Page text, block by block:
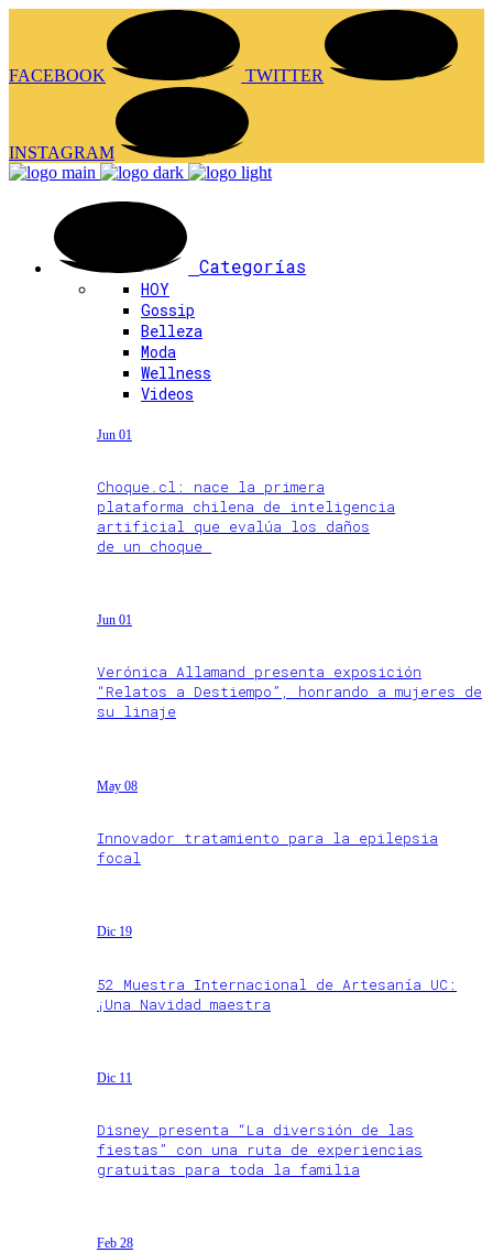
FACEBOOK TWITTER
INSTAGRAM
Categorías
HOY
Gossip
Belleza
Moda
Wellness
Videos
Jun 01
Choque.cl: nace la primera
plataforma chilena de inteligencia
artificial que evalúa los daños
de un choque
Jun 01
Verónica Allamand presenta exposición
“Relatos a Destiempo”, honrando a mujeres de
su linaje
May 08
Innovador tratamiento para la epilepsia
focal
Dic 19
52 Muestra Internacional de Artesanía UC:
¡Una Navidad maestra
Dic 11
Disney presenta “La diversión de las
fiestas” con una ruta de experiencias
gratuitas para toda la familia
Feb 28